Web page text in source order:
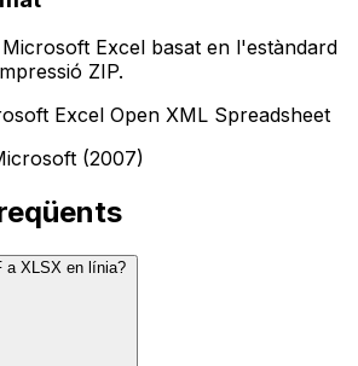
Excel basat en l'estàndard
ZIP.
Excel Open XML Spreadsheet
(2007)
a XLSX en línia?